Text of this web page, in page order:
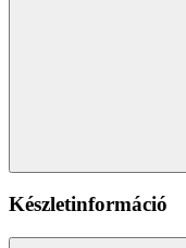
Készletinformáció